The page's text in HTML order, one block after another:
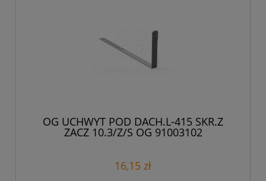
OG UCHWYT POD DACH.L-415 SKR.Z
ZACZ 10.3/Z/S OG 91003102
16,15 zł